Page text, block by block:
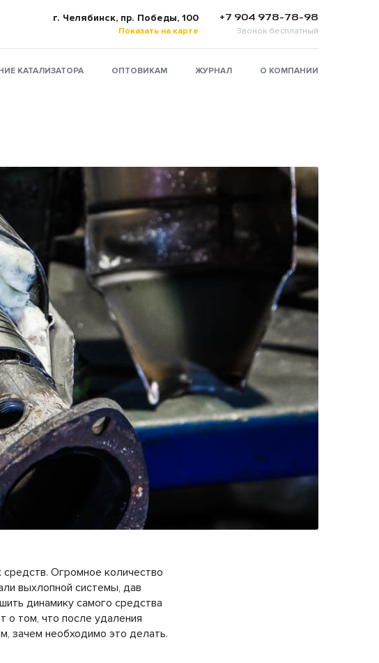
г. Челябинск, пр. Победы, 100
Показать на карте
+7 904 978-78-98
Звонок бесплатный
КАТАЛИЗАТОРА ОПТОВИКАМ ЖУРНАЛ О КОМПАНИИ
Огромное количество
выхлопной системы, дав
динамику самого средства
о том, что после удаления
зачем необходимо это делать.